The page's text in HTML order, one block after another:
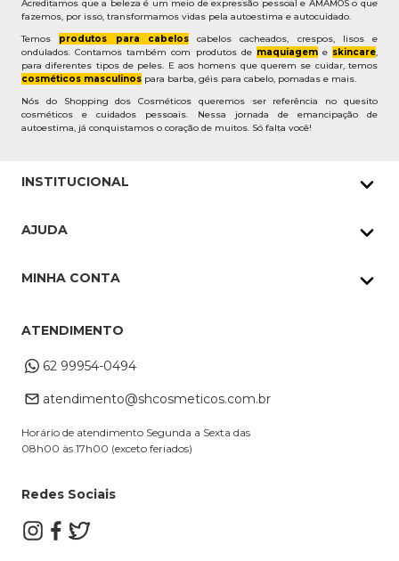
Acreditamos que a beleza é um meio de expressão pessoal e AMAMOS o que
fazemos, por isso, transformamos vidas pela autoestima e autocuidado.
Temos produtos para cabeloscabelos cacheados, crespos, lisos e
ondulados. Contamos também com produtos de maquiageme skincare,
para diferentes tipos de peles. E aos homens que querem se cuidar, temos
cosméticos masculinos para barba, géis para cabelo, pomadas e mais.
Nós do Shopping dos Cosméticos queremos ser referência no quesito
cosméticos e cuidados pessoais. Nessa jornada de emancipação de
autoestima, já conquistamos o coração de muitos. Só falta você!
INSTITUCIONAL
Pedidos Whatsapp
Cupons
AJUDA
Troca e Devoluções
Dúvidas Frequentes
MINHA CONTA
Alterar Cadastro
ATENDIMENTO
62 99954-0494
atendimento@shcosmeticos.com.br
Horário de atendimento Segunda a Sexta das
08h00 às 17h00 (exceto feriados)
Redes Sociais